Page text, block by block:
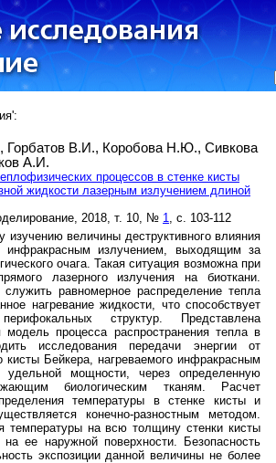
Горбатов В.И., Коробова Н.Ю., Сивкова
А.И.
процессов в стенке кисты
жидкости лазерным излучением длиной
2018, т. 10, № 1, с. 103-112
изучению величины деструктивного влияния
инфракрасным излучением, выходящим за
очага. Такая ситуация возможна при
лазерного излучения на биоткани.
равномерное распределение тепла
нагревание жидкости, что способствует
структур. Представлена
модель процесса распространения тепла в
исследования передачи энергии от
кисты Бейкера, нагреваемого инфракрасным
удельной мощности, через определенную
биологическим тканям. Расчет
температуры в стенке кисты и
конечно-разностным методом.
температуры на всю толщину стенки кисты
ее наружной поверхности. Безопасность
экспозиции данной величины не более